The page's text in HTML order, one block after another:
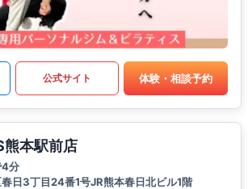
公式サイト 体験・相談予約
熊本駅前店
4分
日3丁目24番1号JR熊本春日北ビル1階